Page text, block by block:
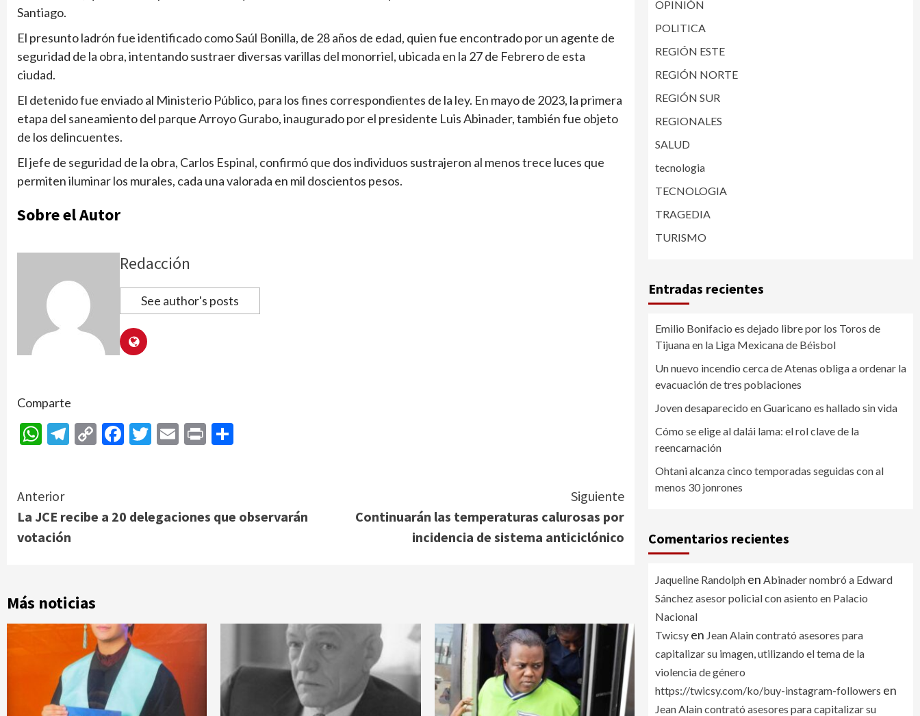
Santiago.
El presunto ladrón fue identificado como Saúl Bonilla, de 28 años de edad, quien fue encontrado por un agente de
seguridad de la obra, intentando sustraer diversas varillas del monorriel, ubicada en la 27 de Febrero de esta
ciudad.
El detenido fue enviado al Ministerio Público, para los fines correspondientes de la ley. En mayo de 2023, la primera
etapa del saneamiento del parque Arroyo Gurabo, inaugurado por el presidente Luis Abinader, también fue objeto
de los delincuentes.
El jefe de seguridad de la obra, Carlos Espinal, confirmó que dos individuos sustrajeron al menos trece luces que
permiten iluminar los murales, cada una valorada en mil doscientos pesos.
Sobre el Autor
Redacción
See author's posts
Comparte
WhatsApp
Telegram
CopyFacebook
Twitter
Email
Print
Continue
Reading
Anterior
La JCE recibe a 20 delegaciones que observarán
votación
Siguiente
Continuarán las temperaturas calurosas por
incidencia de sistema anticiclónico
Más noticias
OPINIÓN
POLITICA
REGIÓN ESTE
REGIÓN NORTE
REGIÓN SUR
REGIONALES
SALUD
tecnologia
TECNOLOGIA
TRAGEDIA
TURISMO
Entradas recientes
Emilio Bonifacio es dejado libre por los Toros de
Tijuana en la Liga Mexicana de Béisbol
Un nuevo incendio cerca de Atenas obliga a ordenar la
evacuación de tres poblaciones
Joven desaparecido en Guaricano es hallado sin vida
Cómo se elige al dalái lama: el rol clave de la
reencarnación
Ohtani alcanza cinco temporadas seguidas con al
menos 30 jonrones
Comentarios recientes
Jaqueline Randolphen Abinader nombró a Edward
Sánchez asesor policial con asiento en Palacio
Nacional
Twicsyen Jean Alain contrató asesores para
capitalizar su imagen, utilizando el tema de la
violencia de género
https://twicsy.com/ko/buy-instagram-followers en
Jean Alain contrató asesores para capitalizar su